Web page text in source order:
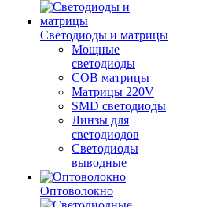
Светодиоды и матрицы
Мощные
светодиоды
COB матрицы
Матрицы 220V
SMD светодиоды
Линзы для
светодиодов
Светодиоды
выводные
Оптоволокно